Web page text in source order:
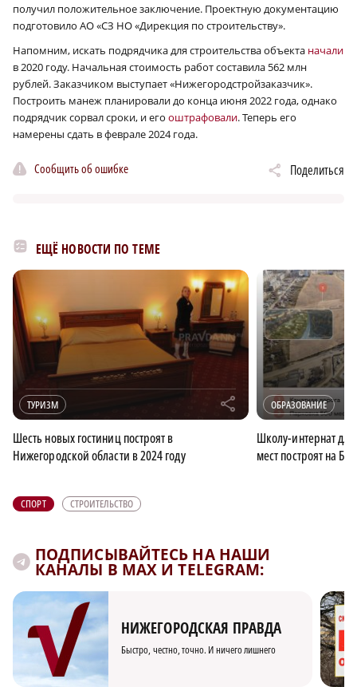
получил положительное заключение. Проектную документацию
подготовило АО «СЗ НО «Дирекция по строительству».
Напомним, искать подрядчика для строительства объекта начали
в 2020 году. Начальная стоимость работ составила 562 млн
рублей. Заказчиком выступает «Нижегородстройзаказчик».
Построить манеж планировали до конца июня 2022 года, однако
подрядчик сорвал сроки, и его оштрафовали. Теперь его
намерены сдать в феврале 2024 года.
Сообщить об ошибке Поделиться
ЕЩЁ НОВОСТИ ПО ТЕМЕ
ТУРИЗМ r
Шесть новых гостиниц построят в
Нижегородской области в 2024 году
ОБРАЗОВАНИЕ
Школу-интернат
мест построят на
СПОРТ СТРОИТЕЛЬСТВО
ПОДПИСЫВАЙТЕСЬ НА НАШИ
КАНАЛЫ В MAX И TELEGRAM:
НИЖЕГОРОДСКАЯ ПРАВДА
Быстро, честно, точно. И ничего лишнего